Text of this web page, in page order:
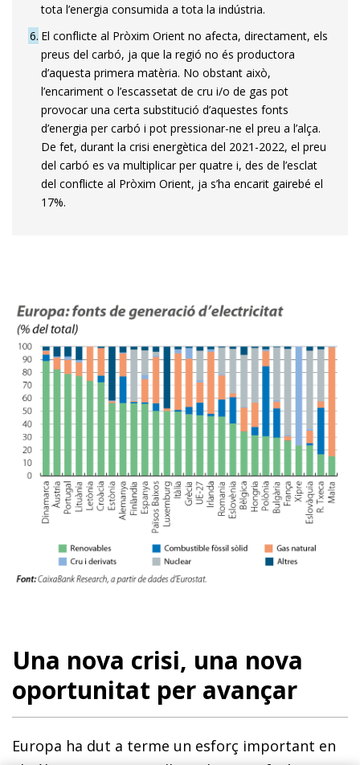
tota l’energia consumida a tota la indústria.
6 El conflicte al Pròxim Orient no afecta, directament, els
preus del carbó, ja que la regió no és productora
d’aquesta primera matèria. No obstant això,
l’encariment o l’escassetat de cru i/o de gas pot
provocar una certa substitució d’aquestes fonts
d’energia per carbó i pot pressionar-ne el preu a l’alça.
De fet, durant la crisi energètica del 2021-2022, el preu
del carbó es va multiplicar per quatre i, des de l’esclat
del conflicte al Pròxim Orient, ja s’ha encarit gairebé el
17%.
Una nova crisi, una nova
oportunitat per avançar
Europa ha dut a terme un esforç important en